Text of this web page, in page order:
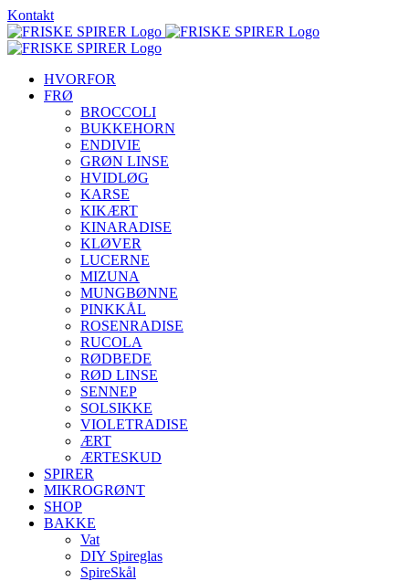
Skip
to
content
Kontakt
HVORFOR
FRØ
BROCCOLI
BUKKEHORN
ENDIVIE
GRØN LINSE
HVIDLØG
KARSE
KIKÆRT
KINARADISE
KLØVER
LUCERNE
MIZUNA
MUNGBØNNE
PINKKÅL
ROSENRADISE
RUCOLA
RØDBEDE
RØD LINSE
SENNEP
SOLSIKKE
VIOLETRADISE
ÆRT
ÆRTESKUD
SPIRER
MIKROGRØNT
SHOP
BAKKE
Vat
DIY Spireglas
SpireSkål